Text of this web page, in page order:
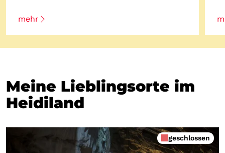
mehr
Meine Lieblingsorte im
Heidiland
geschlossen